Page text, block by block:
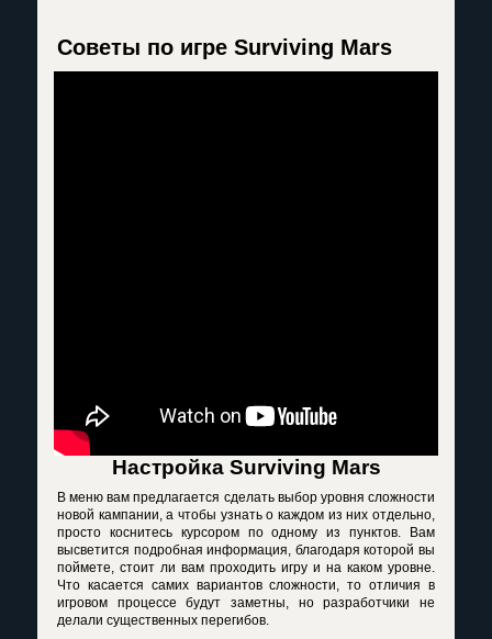
Советы по игре Surviving Mars
Настройка Surviving Mars
В меню вам предлагается сделать выбор уровня сложности
новой кампании, а чтобы узнать о каждом из них отдельно,
просто коснитесь курсором по одному из пунктов. Вам
высветится подробная информация, благодаря которой вы
поймете, стоит ли вам проходить игру и на каком уровне.
Что касается самих вариантов сложности, то отличия в
игровом процессе будут заметны, но разработчики не
делали существенных перегибов.